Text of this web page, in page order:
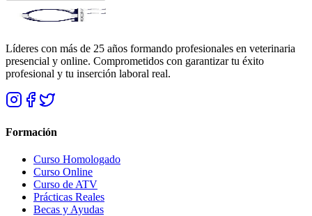
Líderes con más de 25 años formando profesionales en veterinaria
presencial y online. Comprometidos con garantizar tu éxito
profesional y tu inserción laboral real.
Formación
Curso Homologado
Curso Online
Curso de ATV
Prácticas Reales
Becas y Ayudas